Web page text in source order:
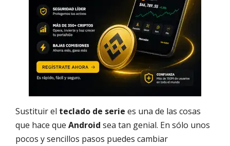
Sustituir el teclado de serie es una de las cosas
que hace que Android sea tan genial. En sólo unos
pocos y sencillos pasos puedes cambiar